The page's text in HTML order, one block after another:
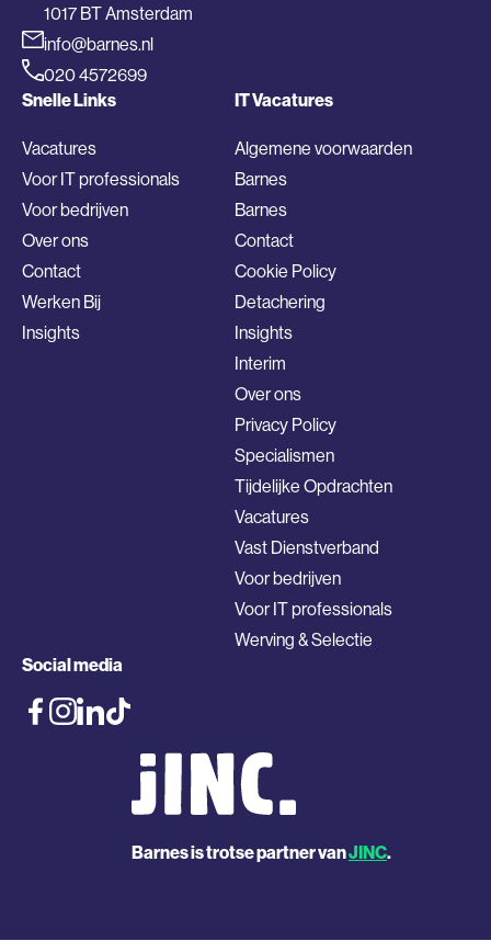
1017 BT Amsterdam
info@barnes.nl
020 4572699
Snelle Links
Vacatures
Voor IT professionals
Voor bedrijven
Over ons
Contact
Werken Bij
Insights
IT Vacatures
Algemene voorwaarden
Barnes
Barnes
Contact
Cookie Policy
Detachering
Insights
Interim
Over ons
Privacy Policy
Specialismen
Tijdelijke Opdrachten
Vacatures
Vast Dienstverband
Voor bedrijven
Voor IT professionals
Werving & Selectie
Social media
Barnes is trotse partner vanJINC.